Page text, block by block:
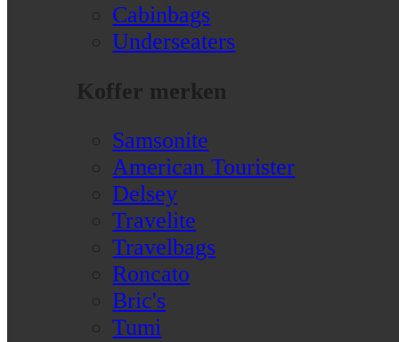
Cabinbags
Underseaters
Koffer merken
Samsonite
American Tourister
Delsey
Travelite
Travelbags
Roncato
Bric's
Tumi